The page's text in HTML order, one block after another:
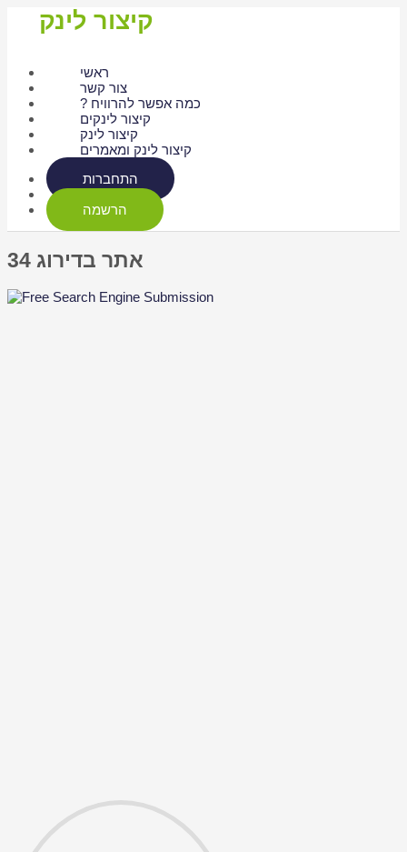
קיצור לינק
ראשי
צור קשר
? כמה אפשר להרוויח
קיצור לינקים
קיצור לינק
קיצור לינק ומאמרים
התחברות
הרשמה
אתר בדירוג 34